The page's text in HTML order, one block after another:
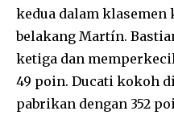
kedua dalam klasemen
belakang Martín.
ketiga dan
49 poin. Ducati kokoh
pabrikan dengan 352